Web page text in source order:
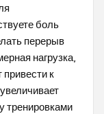
боль
перерыв
нагрузка,
к
тренировками